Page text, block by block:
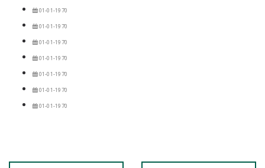
01-01-1970
01-01-1970
01-01-1970
01-01-1970
01-01-1970
01-01-1970
01-01-1970